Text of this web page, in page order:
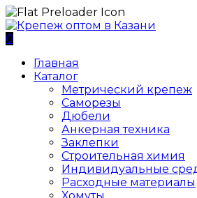
0
Главная
Каталог
Метрический крепеж
Саморезы
Дюбели
Анкерная техника
Заклепки
Строительная химия
Индивидуальные
Расходные материалы